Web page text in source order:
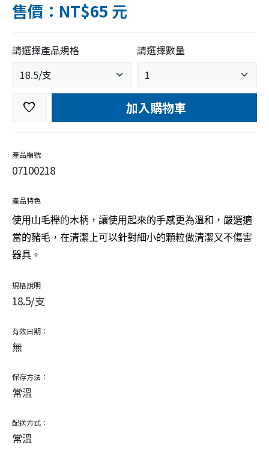
售價：NT$65 元
請選擇產品規格 請選擇數量
favorite 加入購物車
產品編號
07100218
產品特色
使用山毛櫸的木柄，讓使用起來的手感更為溫和，嚴選適
當的豬毛，在清潔上可以針對細小的顆粒做清潔又不傷害
器具。
規格說明
18.5/支
有效日期：
無
保存方法：
常溫
配送方式：
常溫